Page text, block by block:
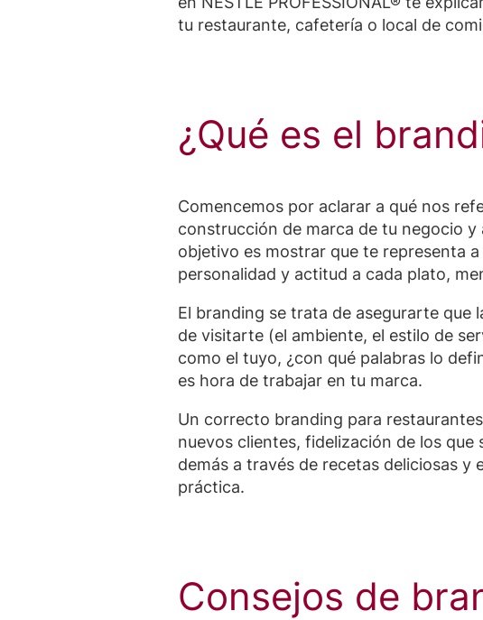
tu restaurante, cafetería o local de
¿Qué es el
Comencemos por aclarar a qué nos
construcción de marca de tu negocio
objetivo es mostrar que te representa
personalidad y actitud a cada plato,
El branding se trata de asegurarte que
de visitarte (el ambiente, el estilo de
como el tuyo, ¿con qué palabras lo
es hora de trabajar en tu marca.
Un correcto branding para
nuevos clientes, fidelización de los
demás a través de recetas deliciosas y
práctica.
Consejos de